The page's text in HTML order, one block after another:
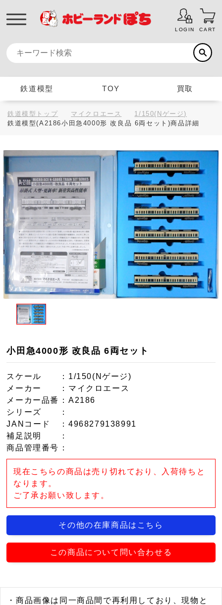
LOGIN CART
鉄道模型 TOY 買取
鉄道模型トップ マイクロエース
1/150(Nゲージ)
鉄道模型(A2186小田急4000形 改良品 6両セット)商品詳細
小田急4000形 改良品 6両セット
スケール
：1/150(Nゲージ)
メーカー
：マイクロエース
メーカー品番
：A2186
シリーズ
：
JANコード
：4968279138991
補足説明
：
商品管理番号 ：
現在こちらの商品は売り切れており、入荷待ちと
なります。
ご了承お願い致します。
その他の在庫商品はこちら
この商品について問い合わせる
・商品画像は同一商品間で再利用しており、現物と